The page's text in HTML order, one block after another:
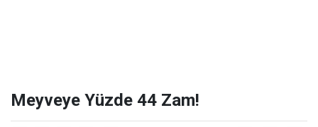
Meyveye Yüzde 44 Zam!